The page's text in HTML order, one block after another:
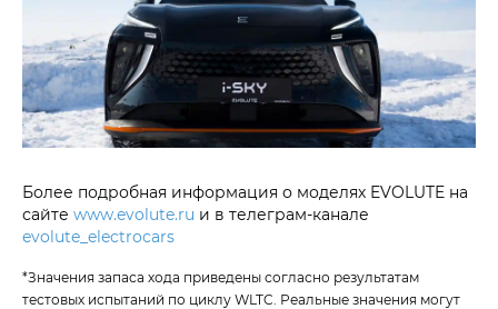
Более подробная информация о моделях EVOLUTE на
сайте www.evolute.ru и в телеграм-канале
evolute_electrocars
*Значения запаса хода приведены согласно результатам
тестовых испытаний по циклу WLTC. Реальные значения могут